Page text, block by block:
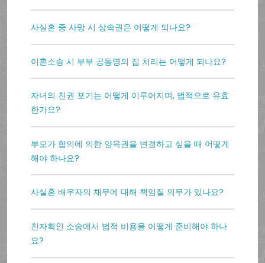
사실혼 중 사망 시 상속권은 어떻게 되나요?
이혼소송 시 부부 공동명의 집 처리는 어떻게 되나요?
자녀의 친권 포기는 어떻게 이루어지며, 법적으로 유효
한가요?
부모가 합의에 의한 양육권을 변경하고 싶을 때 어떻게
해야 하나요?
사실혼 배우자의 채무에 대해 책임질 의무가 있나요?
친자확인 소송에서 법적 비용을 어떻게 준비해야 하나
요?